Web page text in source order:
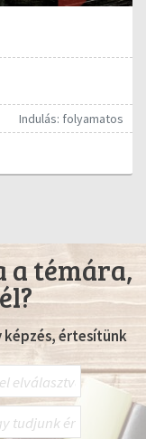
Indulás: folyamatos
témára,
képzés, értesítünk